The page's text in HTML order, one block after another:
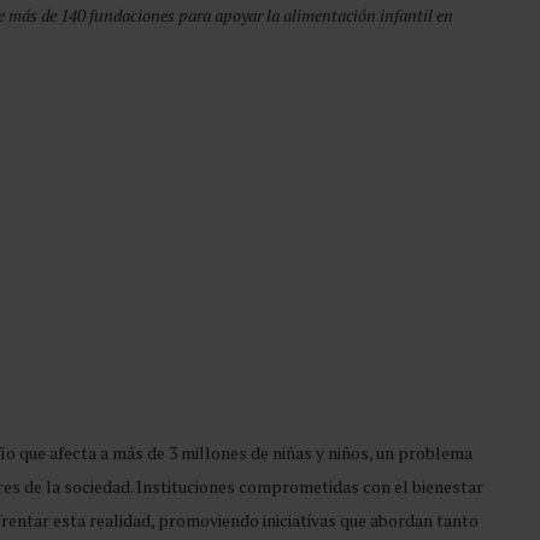
de 140 fundaciones para apoyar la alimentación infantil en
afecta a más de 3 millones de niñas y niños, un problema
de la sociedad. Instituciones comprometidas con el bienestar
esta realidad, promoviendo iniciativas que abordan tanto